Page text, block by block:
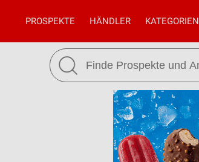
PROSPEKTE HÄNDLER KATEGORIEN